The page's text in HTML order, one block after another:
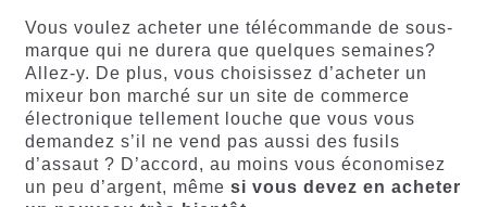
Vous voulez acheter une télécommande de sous-
marque qui ne durera que quelques semaines?
Allez-y. De plus, vous choisissez d’acheter un
mixeur bon marché sur un site de commerce
électronique tellement louche que vous vous
demandez s’il ne vend pas aussi des fusils
d’assaut ? D’accord, au moins vous économisez
un peu d’argent, même si vous devez en acheter